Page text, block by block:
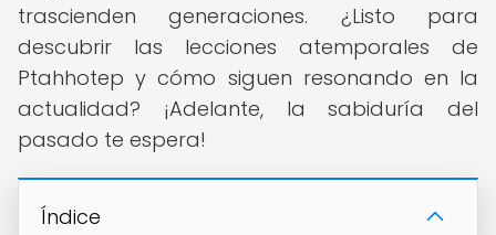
trascienden generaciones. ¿Listo para
descubrir las lecciones atemporales de
Ptahhotep y cómo siguen resonando en la
actualidad? ¡Adelante, la sabiduría del
pasado te espera!
Índice